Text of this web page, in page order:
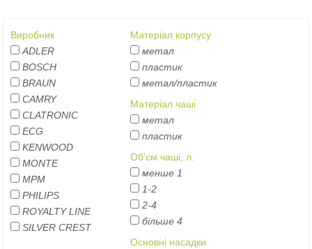
Виробник
ADLER
BOSCH
BRAUN
CAMRY
CLATRONIC
ECG
KENWOOD
MONTE
MPM
PHILIPS
ROYALTY LINE
SILVER CREST
Матеріал корпусу
метал
пластик
метал/пластик
Матеріал чаші
метал
пластик
Об'єм чаші, л.
менше 1
1-2
2-4
більше 4
Основні насадки